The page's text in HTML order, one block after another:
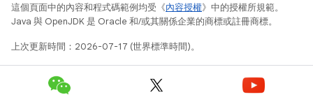
這個頁面中的內容和程式碼範例均受《內容授權》中的授權所規範。
Java 與 OpenJDK 是 Oracle 和/或其關係企業的商標或註冊商標。
上次更新時間：2026-07-17 (世界標準時間)。